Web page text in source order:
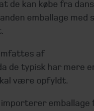
de kan købe fra
emballage med
af
de typisk har mere
være opfyldt.
emballage